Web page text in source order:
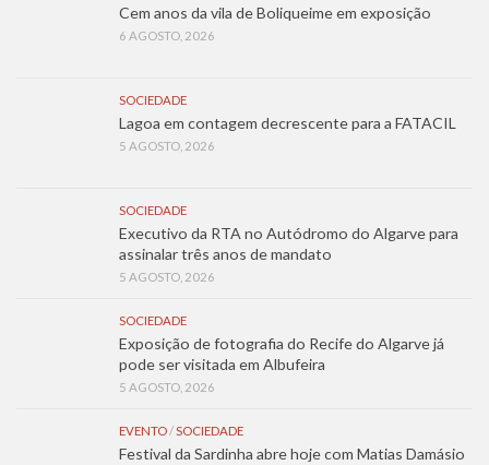
Cem anos da vila de Boliqueime em exposição
6 AGOSTO, 2026
SOCIEDADE
Lagoa em contagem decrescente para a FATACIL
5 AGOSTO, 2026
SOCIEDADE
Executivo da RTA no Autódromo do Algarve para
assinalar três anos de mandato
5 AGOSTO, 2026
SOCIEDADE
Exposição de fotografia do Recife do Algarve já
pode ser visitada em Albufeira
5 AGOSTO, 2026
EVENTO/SOCIEDADE
Festival da Sardinha abre hoje com Matias Damásio